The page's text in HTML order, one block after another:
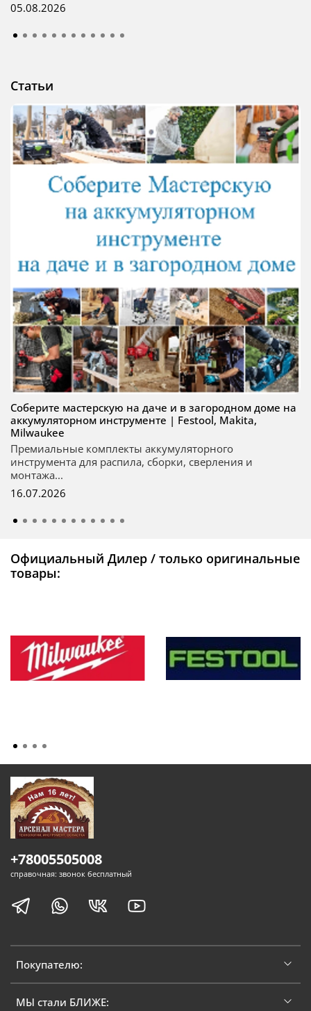
05.08.2026
Статьи
Соберите мастерскую на даче и в загородном доме на
аккумуляторном инструменте | Festool, Makita,
Milwaukee
Премиальные комплекты аккумуляторного
инструмента для распила, сборки, сверления и
монтажа...
16.07.2026
Официальный Дилер / только оригинальные
товары:
Покупателю:
МЫ стали БЛИЖЕ:
+78005505008
справочная: звонок бесплатный